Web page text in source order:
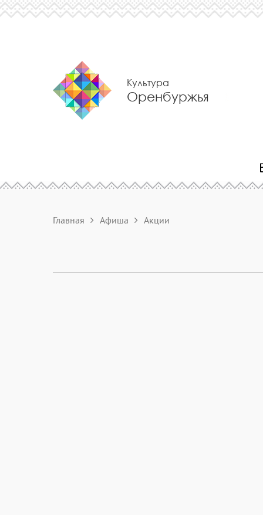
Культура
Оренбуржья
Главная Афиша Акции